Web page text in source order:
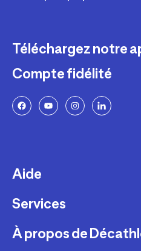
Téléchargez notre
Compte fidélité
Aide
Livraison
Retours et échanges
Services
Programme de fidélité
À propos de